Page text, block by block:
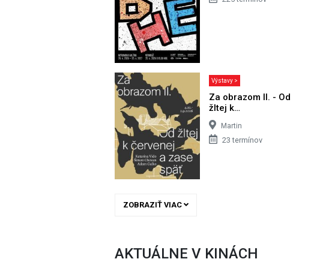
Výstavy >
Za obrazom II. - Od
žltej k…
Martin
23 termínov
ZOBRAZIŤ VIAC
AKTUÁLNE V KINÁCH